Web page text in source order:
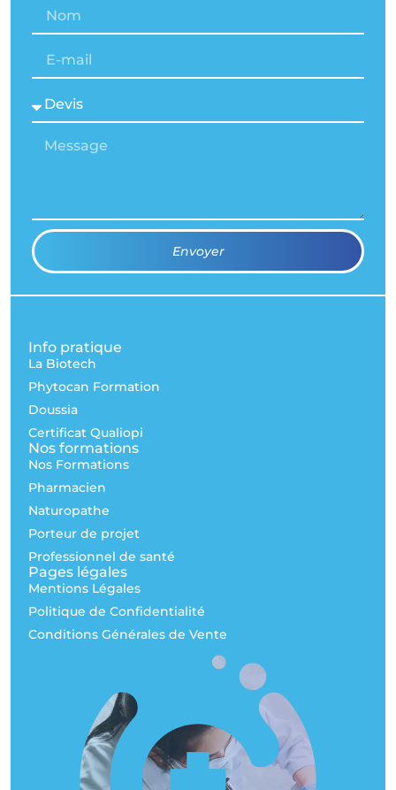
Envoyer
Info pratique
La Biotech
Phytocan Formation
Doussia
Certificat Qualiopi
Nos formations
Nos Formations
Pharmacien
Naturopathe
Porteur de projet
Professionnel de santé
Pages légales
Mentions Légales
Politique de Confidentialité
Conditions Générales de Vente